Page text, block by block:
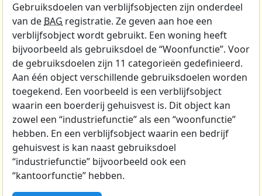
Gebruiksdoelen van verblijfsobjecten zijn onderdeel
van de BAG registratie. Ze geven aan hoe een
verblijfsobject wordt gebruikt. Een woning heeft
bijvoorbeeld als gebruiksdoel de “Woonfunctie”. Voor
de gebruiksdoelen zijn 11 categorieën gedefinieerd.
Aan één object verschillende gebruiksdoelen worden
toegekend. Een voorbeeld is een verblijfsobject
waarin een boerderij gehuisvest is. Dit object kan
zowel een “industriefunctie” als een “woonfunctie”
hebben. En een verblijfsobject waarin een bedrijf
gehuisvest is kan naast gebruiksdoel
“industriefunctie” bijvoorbeeld ook een
“kantoorfunctie” hebben.